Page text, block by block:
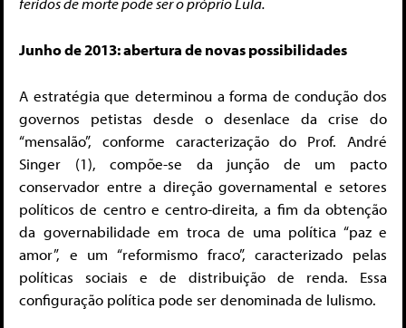
Junho de 2013: abertura de novas possibilidades
A estratégia que determinou a forma de condução dos
governos petistas desde o desenlace da crise do
“mensalão”, conforme caracterização do Prof. André
Singer (1), compõe-se da junção de um pacto
conservador entre a direção governamental e setores
políticos de centro e centro-direita, a fim da obtenção
da governabilidade em troca de uma política “paz e
amor”, e um “reformismo fraco”, caracterizado pelas
políticas sociais e de distribuição de renda. Essa
configuração política pode ser denominada de lulismo.